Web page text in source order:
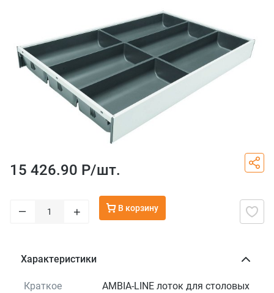
15 426.90 Р/шт.
– + В корзину
Характеристики
Краткое
AMBIA-LINE лоток для столовых